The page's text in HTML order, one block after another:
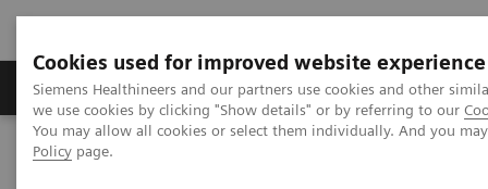
Cookies used for improved website experience
Siemens Healthineers and our partners use cookies and other
we use cookies by clicking "Show details" or by referring to our
You may allow all cookies or select them individually. And you
Policy page.
Productos y servicios Especialidades Clínicas
Siemens Healthineers Latinoamérica